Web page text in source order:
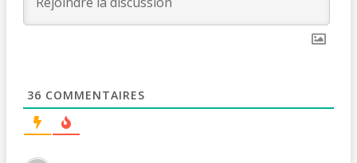
36 COMMENTAIRES